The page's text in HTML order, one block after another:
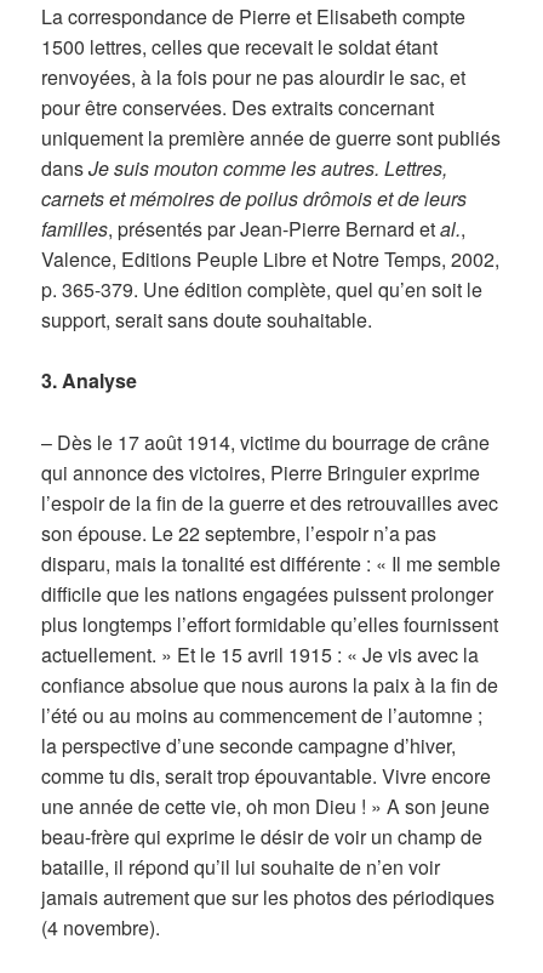
La correspondance de Pierre et Elisabeth compte
1500 lettres, celles que recevait le soldat étant
renvoyées, à la fois pour ne pas alourdir le sac, et
pour être conservées. Des extraits concernant
uniquement la première année de guerre sont publiés
dansJe suis mouton comme les autres. Lettres,
carnets et mémoires de poilus drômois et de leurs
familles, présentés par Jean-Pierre Bernard etal.,
Valence, Editions Peuple Libre et Notre Temps, 2002,
p. 365-379. Une édition complète, quel qu’en soit le
support, serait sans doute souhaitable.
3. Analyse
– Dès le 17 août 1914, victime du bourrage de crâne
qui annonce des victoires, Pierre Bringuier exprime
l’espoir de la fin de la guerre et des retrouvailles avec
son épouse. Le 22 septembre, l’espoir n’a pas
disparu, mais la tonalité est différente : « Il me semble
difficile que les nations engagées puissent prolonger
plus longtemps l’effort formidable qu’elles fournissent
actuellement. » Et le 15 avril 1915 : « Je vis avec la
confiance absolue que nous aurons la paix à la fin de
l’été ou au moins au commencement de l’automne ;
la perspective d’une seconde campagne d’hiver,
comme tu dis, serait trop épouvantable. Vivre encore
une année de cette vie, oh mon Dieu ! » A son jeune
beau-frère qui exprime le désir de voir un champ de
bataille, il répond qu’il lui souhaite de n’en voir
jamais autrement que sur les photos des périodiques
(4 novembre).